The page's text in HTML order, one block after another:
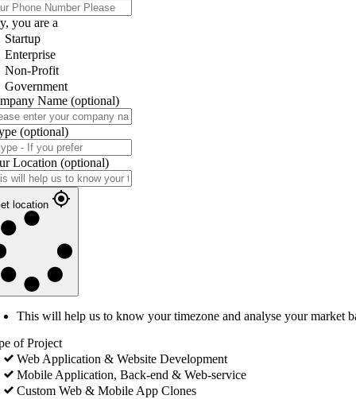
you are a
Startup
Enterprise
Non-Profit
Government
Name (optional)
(optional)
Location (optional)
location
This will help us to know your timezone and analyse your market
of Project
Web Application & Website Development
Mobile Application, Back-end & Web-service
Custom Web & Mobile App Clones